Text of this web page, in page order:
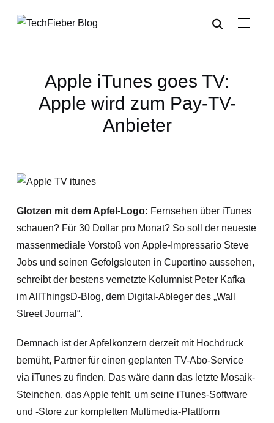
Apple iTunes goes TV:
Apple wird zum Pay-TV-
Anbieter
Glotzen mit dem Apfel-Logo: Fernsehen über iTunes
schauen? Für 30 Dollar pro Monat? So soll der neueste
massenmediale Vorstoß von Apple-Impressario Steve
Jobs und seinen Gefolgsleuten in Cupertino aussehen,
schreibt der bestens vernetzte Kolumnist Peter Kafka
im AllThingsD-Blog, dem Digital-Ableger des „Wall
Street Journal“.
Demnach ist der Apfelkonzern derzeit mit Hochdruck
bemüht, Partner für einen geplanten TV-Abo-Service
via iTunes zu finden. Das wäre dann das letzte Mosaik-
Steinchen, das Apple fehlt, um seine iTunes-Software
und -Store zur kompletten Multimedia-Plattform